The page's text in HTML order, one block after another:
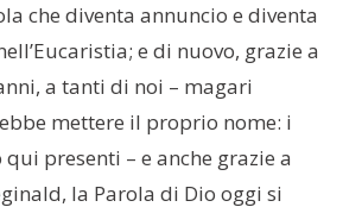
che diventa annuncio e diventa
e di nuovo, grazie a
a tanti di noi – magari
mettere il proprio nome: i
presenti – e anche grazie a
la Parola di Dio oggi si